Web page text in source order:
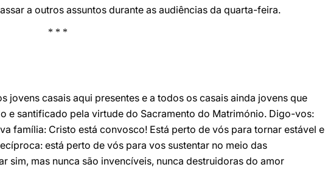
a outros assuntos durante as audiências da quarta-feira.
* * *
jovens casais aqui presentes e a todos os casais ainda jovens que
e santificado pela virtude do Sacramento do Matrimónio. Digo-vos:
família: Cristo está convosco! Está perto de vós para tornar estável e
está perto de vós para vos sustentar no meio das
sim, mas nunca são invencíveis, nunca destruidoras do amor